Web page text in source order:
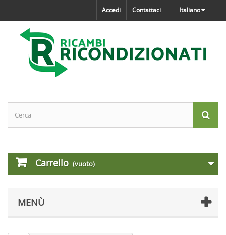
Italiano
Contattaci
Accedi
Carrello (vuoto)
MENÙ